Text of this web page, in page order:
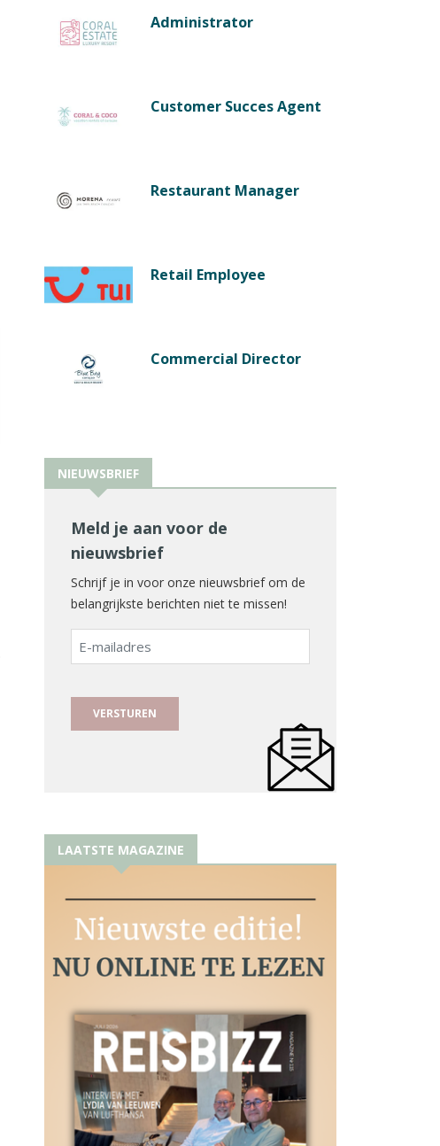
Administrator
Customer Succes Agent
Restaurant Manager
Retail Employee
Commercial Director
NIEUWSBRIEF
Meld je aan voor de
nieuwsbrief
Schrijf je in voor onze nieuwsbrief om de
belangrijkste berichten niet te missen!
E-
mailadres
LAATSTE MAGAZINE